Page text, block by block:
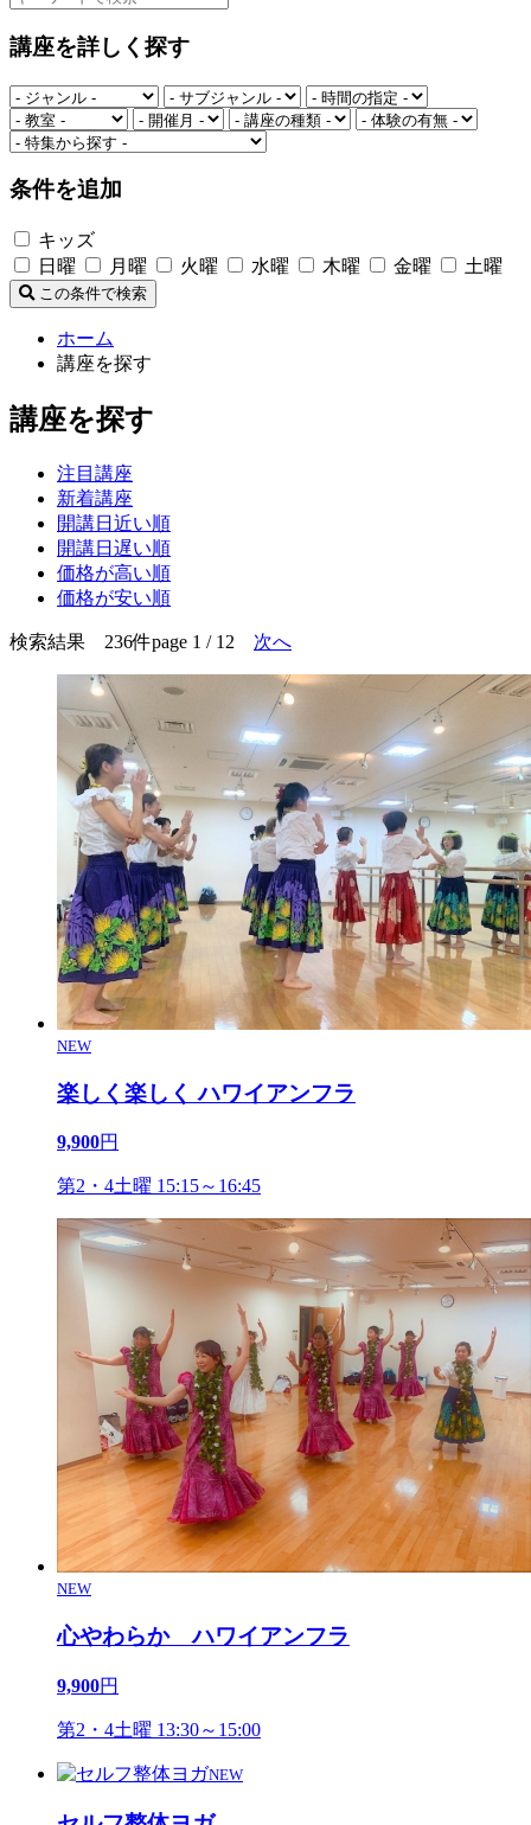
講座を詳しく探す
条件を追加
キッズ
日曜
月曜 火曜 水曜 木曜 金曜 土曜
この条件で検索
ホーム
講座を探す
講座を探す
注目講座
新着講座
開講日近い順
開講日遅い順
価格が高い順
価格が安い順
検索結果 236件page 1 / 12 次へ
NEW
楽しく楽しく ハワイアンフラ
9,900円
第2・4土曜 15:15～16:45
NEW
心やわらか ハワイアンフラ
9,900円
第2・4土曜 13:30～15:00
NEW